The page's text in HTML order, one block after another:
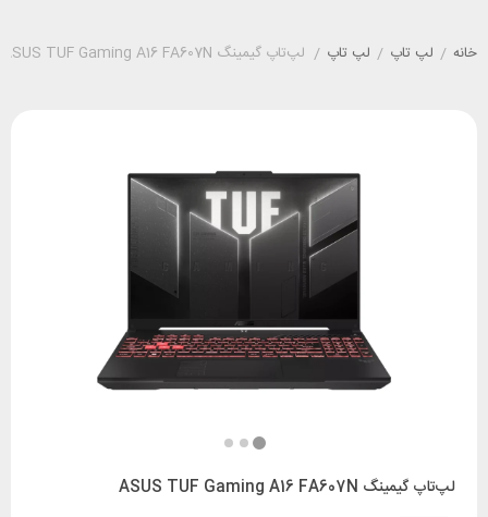
خانه / لپ تاپ / لپ تاپ / لپ‌تاپ گیمینگ ASUS TUF Gaming A16 FA607N
لپ‌تاپ گیمینگ ASUS TUF Gaming A16 FA607N